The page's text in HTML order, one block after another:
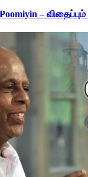
– விதைப்பும்